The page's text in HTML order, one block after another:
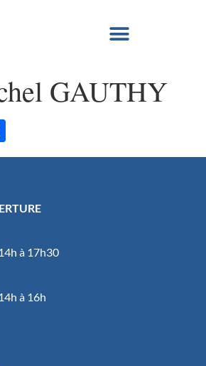
GAUTHY
à 17h30
à 16h